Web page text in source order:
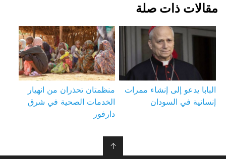
مقالات ذات صلة
البابا يدعو إلى إنشاء ممرات
إنسانية في السودان
منظمتان تحذران من انهيار
الخدمات الصحية في شرق
دارفور
↑